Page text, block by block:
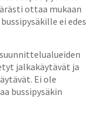
ottaa mukaan
ei edes
jalkakäytävät ja
Ei ole
bussipysäkin